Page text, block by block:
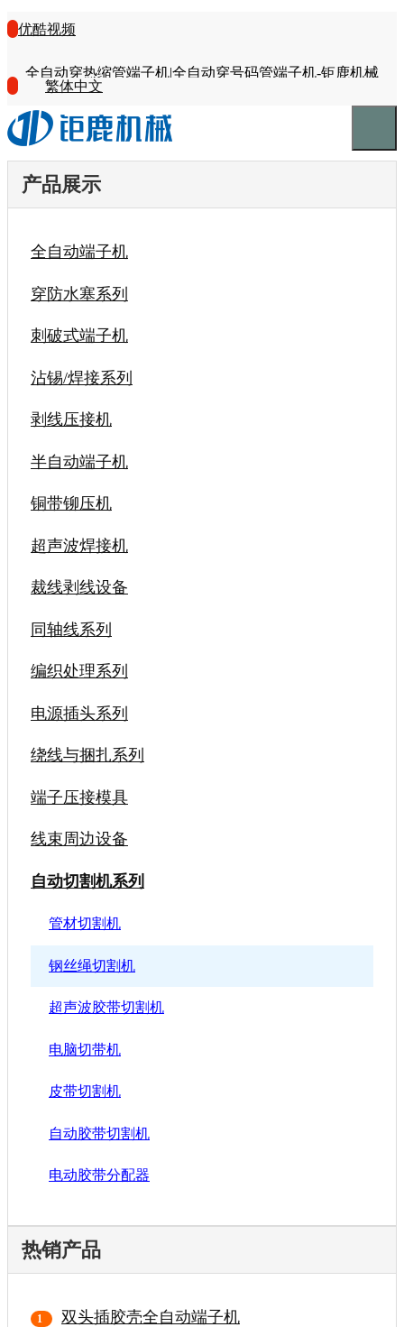
优酷视频
全自动穿热缩管端子机|全自动穿号码管端子机-钜鹿机械
繁体中文
产品展示
全自动端子机
穿防水塞系列
刺破式端子机
沾锡/焊接系列
剥线压接机
半自动端子机
铜带铆压机
超声波焊接机
裁线剥线设备
同轴线系列
编织处理系列
电源插头系列
绕线与捆扎系列
端子压接模具
线束周边设备
自动切割机系列
管材切割机
钢丝绳切割机
超声波胶带切割机
电脑切带机
皮带切割机
自动胶带切割机
电动胶带分配器
热销产品
双头插胶壳全自动端子机